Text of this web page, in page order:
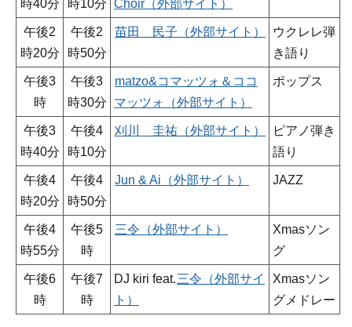
時40分
時10分 Choir（外部サイト）
午後2
時20分
午後2
時50分
苗田 民子（外部サイト）
ウクレレ弾
き語り
午後3
時
午後3
時30分
matzo&コマッツォ＆ココ
マッツォ（外部サイト）
ポップス
午後3
時40分
午後4
時10分
刈川 圭祐（外部サイト）
ピアノ弾き
語り
午後4
時20分
午後4
時50分
Jun & Ai（外部サイト） JAZZ
午後4
時55分
午後5
時
三令（外部サイト）
Xmasソン
グ
午後6
時
午後7
時
DJ kiri feat.三令（外部サイ
ト）
Xmasソン
グメドレー